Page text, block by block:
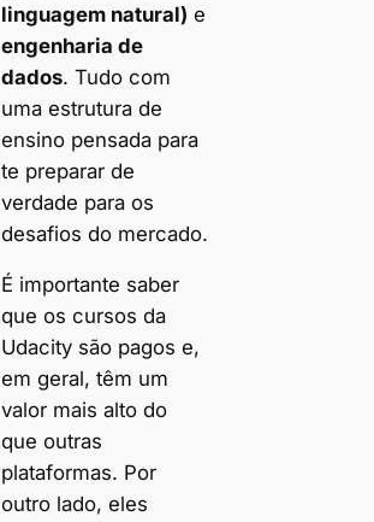
linguagem natural) e
engenharia de
dados. Tudo com
uma estrutura de
ensino pensada para
te preparar de
verdade para os
desafios do mercado.
É importante saber
que os cursos da
Udacity são pagos e,
em geral, têm um
valor mais alto do
que outras
plataformas. Por
outro lado, eles